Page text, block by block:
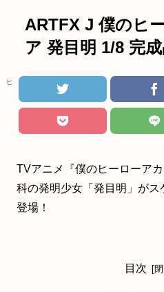
ARTFX J 僕のヒ
ア 発目明 1/8 完
ヒロアカ
TVアニメ『僕のヒーローア
科の発明少女「発目明」が
登場！
目次